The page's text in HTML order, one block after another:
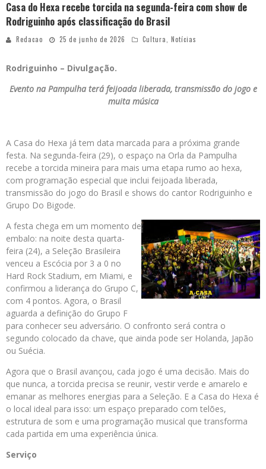
Casa do Hexa recebe torcida na segunda-feira com show de
Rodriguinho após classificação do Brasil
Redacao 25 de junho de 2026 Cultura, Notícias
Rodriguinho – Divulgação.
Evento na Pampulha terá feijoada liberada, transmissão do jogo e
muita música
A Casa do Hexa já tem data marcada para a próxima grande
festa. Na segunda-feira (29), o espaço na Orla da Pampulha
recebe a torcida mineira para mais uma etapa rumo ao hexa,
com programação especial que inclui feijoada liberada,
transmissão do jogo do Brasil e shows do cantor Rodriguinho e
Grupo Do Bigode.
A festa chega em um momento de
embalo: na noite desta quarta-
feira (24), a Seleção Brasileira
venceu a Escócia por 3 a 0 no
Hard Rock Stadium, em Miami, e
confirmou a liderança do Grupo C,
com 4 pontos. Agora, o Brasil
aguarda a definição do Grupo F
para conhecer seu adversário. O confronto será contra o
segundo colocado da chave, que ainda pode ser Holanda, Japão
ou Suécia.
Agora que o Brasil avançou, cada jogo é uma decisão. Mais do
que nunca, a torcida precisa se reunir, vestir verde e amarelo e
emanar as melhores energias para a Seleção. E a Casa do Hexa é
o local ideal para isso: um espaço preparado com telões,
estrutura de som e uma programação musical que transforma
cada partida em uma experiência única.
Serviço